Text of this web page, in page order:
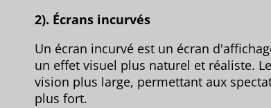
2). Écrans incurvés
Un écran incurvé est un écran
un effet visuel plus naturel et réaliste.
vision plus large, permettant aux
plus fort.